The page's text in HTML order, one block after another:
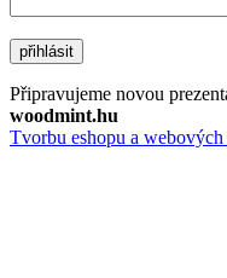
přihlásit
Připravujeme novou
woodmint.hu
Tvorbu eshopu a